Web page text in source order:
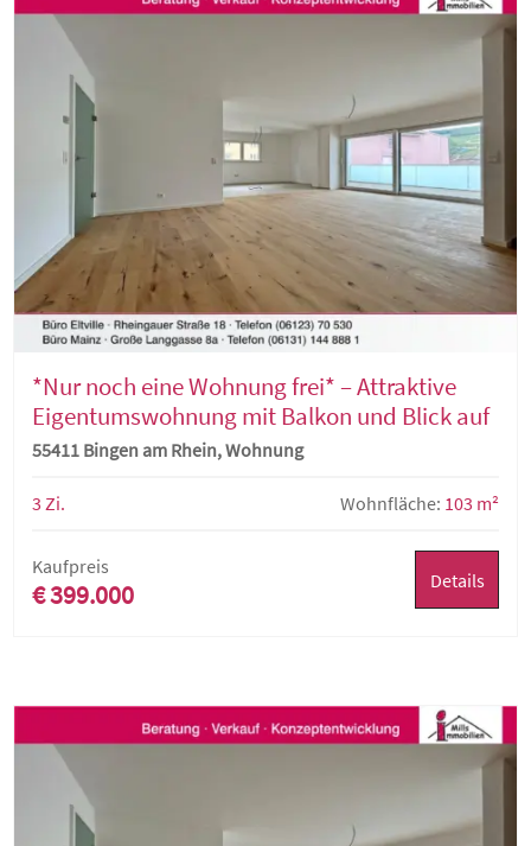
*Nur noch eine Wohnung frei* – Attraktive
Eigentumswohnung mit Balkon und Blick auf
den Rhein und die Weinberge!
55411 Bingen am Rhein, Wohnung
3 Zi. Wohnfläche: 103 m²
Kaufpreis
€ 399.000 Details